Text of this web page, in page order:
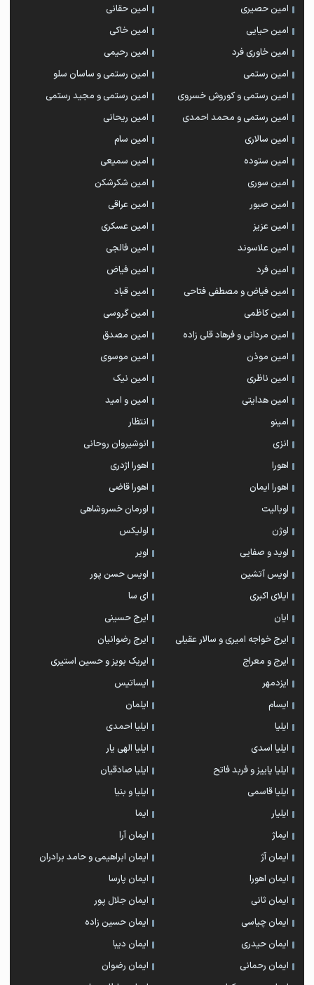
امین حصیری
امین حقانی
امین حیایی
امین خاکی
امین خاوری فرد
امین رحیمی
امین رستمی
امین رستمی و ساسان سلو
امین رستمی و کوروش خسروی
امین رستمی و مجید رستمی
امین رستمی و محمد احمدی
امین ریحانی
امین سالاری
امین سام
امین ستوده
امین سمیعی
امین سوری
امین شکرشکن
امین صبور
امین عراقی
امین عزیز
امین عسکری
امین علاسوند
امین فالجی
امین فرد
امین فیاض
امین فیاض و مصطفی فتاحی
امین قباد
امین کاظمی
امین گروسی
امین مردانی و فرهاد قلی زاده
امین مصدق
امین موذن
امین موسوی
امین ناظری
امین نیک
امین هدایتی
امین و امید
امینو
انتظار
انزی
انوشیروان روحانی
اهورا
اهورا اژدری
اهورا ایمان
اهورا قاضی
اوبالیت
اورمان خسروشاهی
اوژن
اولیکس
اوید و صفایی
اویر
اویس آتشین
اویس حسن پور
ايلاى اكبرى
ای سا
ایان
ایرج حسینی
ایرج خواجه امیری و سالار عقیلی
ایرج رضوانیان
ایرج و معراج
ایریک بویز و حسین استیری
ایزدمهر
ایساتیس
ایسام
ایلمان
ایلیا
ایلیا احمدی
ایلیا اسدی
ایلیا الهی یار
ایلیا پاییز و فربد فاتح
ایلیا صادقیان
ایلیا قاسمی
ایلیا و بنیا
ایلیار
ایما
ایماژ
ایمان آرا
ایمان آژ
ایمان ابراهیمی و حامد برادران
ایمان اهورا
ایمان پارسا
ایمان ثانی
ایمان جلال پور
ایمان چیاسی
ایمان حسین زاده
ایمان حیدری
ایمان دیبا
ایمان رحمانی
ایمان رضوان